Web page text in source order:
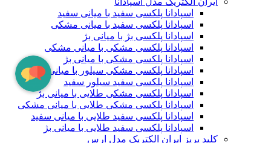
اسپادانا پلکسی سفید با میانی سفید
اسپادانا پلکسی سفید با میانی مشکی
اسپادانا پلکسی بژ با میانی بژ
اسپادانا پلکسی مشکی با میانی مشکی
اسپادانا پلکسی مشکی با میانی بژ
اسپادانا پلکسی مشکی سیلور با میانی مشکی
اسپادانا پلکسی سفید سیلور سفید
اسپادانا پلکسی مشکی طلایی با میانی بژ
اسپادانا پلکسی مشکی طلایی با میانی مشکی
اسپادانا پلکسی سفید طلایی با میانی سفید
اسپادانا پلکسی سفید طلایی با میانی بژ
کلید پریز ایران الکتریک مدل ارس